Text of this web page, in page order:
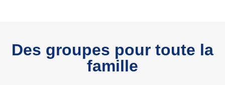
Des groupes pour toute la
famille